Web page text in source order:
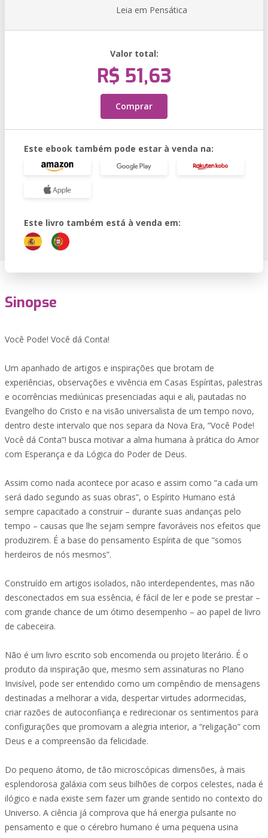
Leia em Pensática
Valor total:
R$ 51,63
Comprar
Este ebook também pode estar à venda na:
Este livro também está à venda em:
Sinopse
Você Pode! Você dá Conta!
Um apanhado de artigos e inspirações que brotam de
experiências, observações e vivência em Casas Espíritas, palestras
e ocorrências mediúnicas presenciadas aqui e ali, pautadas no
Evangelho do Cristo e na visão universalista de um tempo novo,
dentro deste intervalo que nos separa da Nova Era, “Você Pode!
Você dá Conta”! busca motivar a alma humana à prática do Amor
com Esperança e da Lógica do Poder de Deus.
Assim como nada acontece por acaso e assim como “a cada um
será dado segundo as suas obras”, o Espírito Humano está
sempre capacitado a construir – durante suas andanças pelo
tempo – causas que lhe sejam sempre favoráveis nos efeitos que
produzirem. É a base do pensamento Espírita de que “somos
herdeiros de nós mesmos”.
Construído em artigos isolados, não interdependentes, mas não
desconectados em sua essência, é fácil de ler e pode se prestar –
com grande chance de um ótimo desempenho – ao papel de livro
de cabeceira.
Não é um livro escrito sob encomenda ou projeto literário. É o
produto da inspiração que, mesmo sem assinaturas no Plano
Invisível, pode ser entendido como um compêndio de mensagens
destinadas a melhorar a vida, despertar virtudes adormecidas,
criar razões de autoconfiança e redirecionar os sentimentos para
configurações que promovam a alegria interior, a “religação” com
Deus e a compreensão da felicidade.
Do pequeno átomo, de tão microscópicas dimensões, à mais
esplendorosa galáxia com seus bilhões de corpos celestes, nada é
ilógico e nada existe sem fazer um grande sentido no contexto do
Universo. A ciência já comprova que há energia pulsante no
pensamento e que o cérebro humano é uma pequena usina